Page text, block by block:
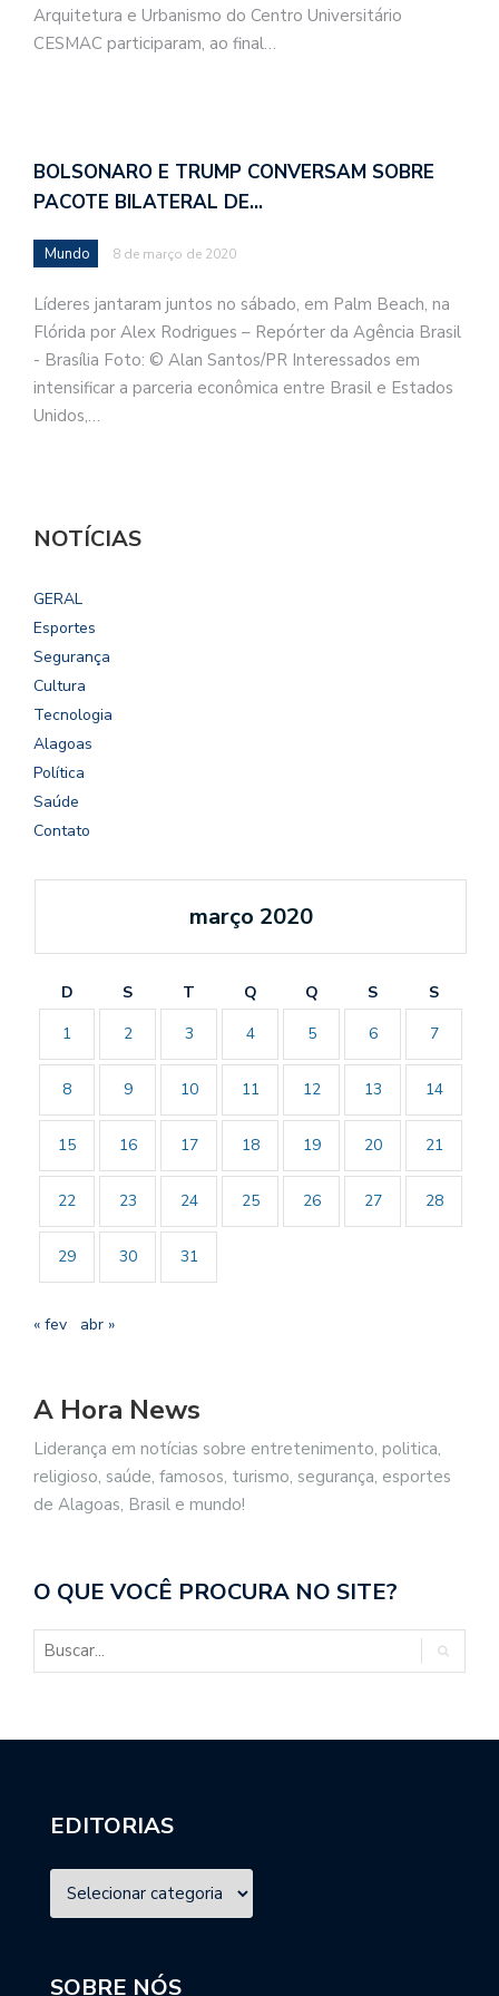
Arquitetura e Urbanismo do Centro Universitário
CESMAC participaram, ao final…
BOLSONARO E TRUMP CONVERSAM SOBRE
PACOTE BILATERAL DE…
Mundo 8 de março de 2020
Líderes jantaram juntos no sábado, em Palm Beach, na
Flórida por Alex Rodrigues – Repórter da Agência Brasil
- Brasília Foto: © Alan Santos/PR Interessados em
intensificar a parceria econômica entre Brasil e Estados
Unidos,…
NOTÍCIAS
GERAL
Esportes
Segurança
Cultura
Tecnologia
Alagoas
Política
Saúde
Contato
março 2020
D S T Q Q S
S
1
2 3 4 5 6 7
8 9 10 11 12 13 14
15 16 17 18 19 20 21
22 23 24 25 26 27 28
29 30 31
« fev abr »
A Hora News
Liderança em notícias sobre entretenimento, politica,
religioso, saúde, famosos, turismo, segurança, esportes
de Alagoas, Brasil e mundo!
O QUE VOCÊ PROCURA NO SITE?
EDITORIAS
SOBRE NÓS